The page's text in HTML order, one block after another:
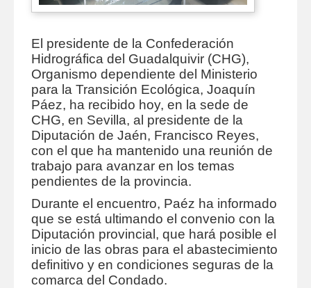
El presidente de la Confederación
Hidrográfica del Guadalquivir (CHG),
Organismo dependiente del Ministerio
para la Transición Ecológica, Joaquín
Páez, ha recibido hoy, en la sede de
CHG, en Sevilla, al presidente de la
Diputación de Jaén, Francisco Reyes,
con el que ha mantenido una reunión de
trabajo para avanzar en los temas
pendientes de la provincia.
Durante el encuentro, Paéz ha informado
que se está ultimando el convenio con la
Diputación provincial, que hará posible el
inicio de las obras para el abastecimiento
definitivo y en condiciones seguras de la
comarca del Condado.